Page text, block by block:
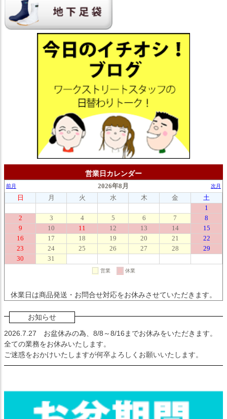
営業日カレンダー
休業日は商品発送・お問合せ対応をお休みさせていただきます。
お知らせ
2026.7.27 お盆休みの為、8/8～8/16までお休みをいただきます。
全ての業務をお休みいたします。
ご迷惑をおかけいたしますが何卒よろしくお願いいたします。